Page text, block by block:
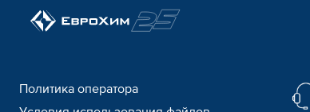
Политика оператора